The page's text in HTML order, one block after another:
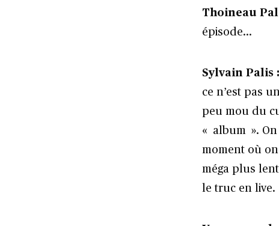
Thoineau
épisode…
Sylvain Palis :
ce n’est pas
peu mou du
« album ».
moment où
méga plus
le truc en live.